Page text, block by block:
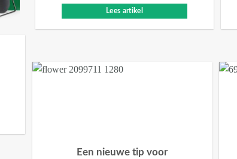
Lees artikel
Een nieuwe tip voor